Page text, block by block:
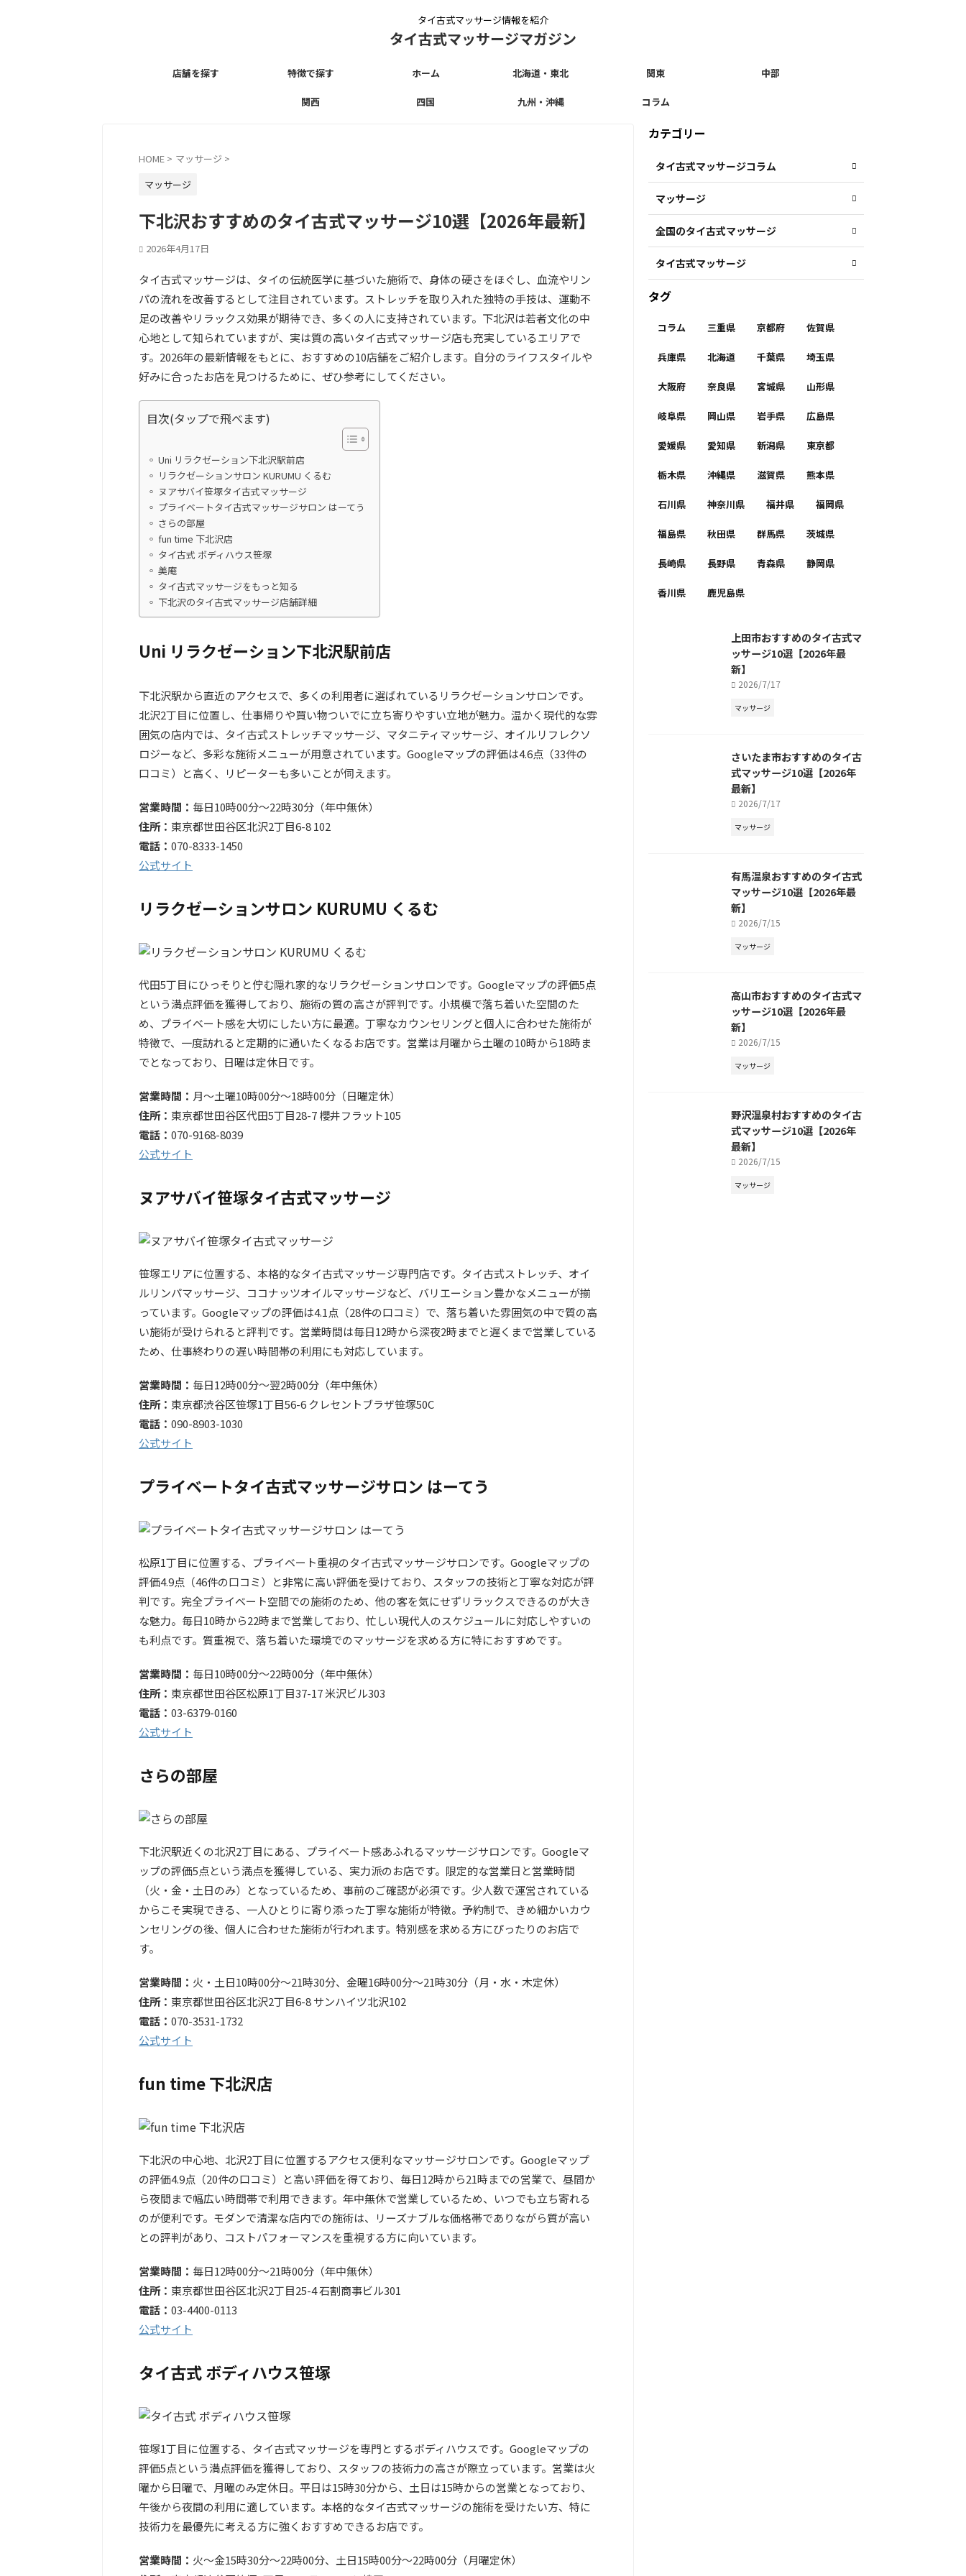
タイ古式マッサージ情報を紹介
タイ古式マッサージマガジン
店舗を探す 特徴で探す ホーム 北海道・東北 関東 中部
関西 四国 九州・沖縄 コラム
HOME > マッサージ >
マッサージ
下北沢おすすめのタイ古式マッサージ10選【2026年最新】
2026年4月17日
タイ古式マッサージは、タイの伝統医学に基づいた施術で、身体の硬さをほぐし、血流やリン
パの流れを改善するとして注目されています。ストレッチを取り入れた独特の手技は、運動不
足の改善やリラックス効果が期待でき、多くの人に支持されています。下北沢は若者文化の中
心地として知られていますが、実は質の高いタイ古式マッサージ店も充実しているエリアで
す。2026年の最新情報をもとに、おすすめの10店舗をご紹介します。自分のライフスタイルや
好みに合ったお店を見つけるために、ぜひ参考にしてください。
目次(タップで飛べます)
Uni リラクゼーション下北沢駅前店
リラクゼーションサロン KURUMU くるむ
ヌアサバイ笹塚タイ古式マッサージ
プライベートタイ古式マッサージサロン はーてう
さらの部屋
fun time 下北沢店
タイ古式 ボディハウス笹塚
美庵
タイ古式マッサージをもっと知る
下北沢のタイ古式マッサージ店舗詳細
Uni リラクゼーション下北沢駅前店
下北沢駅から直近のアクセスで、多くの利用者に選ばれているリラクゼーションサロンです。
北沢2丁目に位置し、仕事帰りや買い物ついでに立ち寄りやすい立地が魅力。温かく現代的な雰
囲気の店内では、タイ古式ストレッチマッサージ、マタニティマッサージ、オイルリフレクソ
ロジーなど、多彩な施術メニューが用意されています。Googleマップの評価は4.6点（33件の
口コミ）と高く、リピーターも多いことが伺えます。
営業時間： 毎日10時00分～22時30分（年中無休）
住所： 東京都世田谷区北沢2丁目6-8 102
電話： 070-8333-1450
公式サイト
リラクゼーションサロン KURUMU くるむ
代田5丁目にひっそりと佇む隠れ家的なリラクゼーションサロンです。Googleマップの評価5点
という満点評価を獲得しており、施術の質の高さが評判です。小規模で落ち着いた空間のた
め、プライベート感を大切にしたい方に最適。丁寧なカウンセリングと個人に合わせた施術が
特徴で、一度訪れると定期的に通いたくなるお店です。営業は月曜から土曜の10時から18時ま
でとなっており、日曜は定休日です。
営業時間： 月～土曜10時00分～18時00分（日曜定休）
住所： 東京都世田谷区代田5丁目28-7 櫻井フラット105
電話： 070-9168-8039
公式サイト
ヌアサバイ笹塚タイ古式マッサージ
笹塚エリアに位置する、本格的なタイ古式マッサージ専門店です。タイ古式ストレッチ、オイ
ルリンパマッサージ、ココナッツオイルマッサージなど、バリエーション豊かなメニューが揃
っています。Googleマップの評価は4.1点（28件の口コミ）で、落ち着いた雰囲気の中で質の高
い施術が受けられると評判です。営業時間は毎日12時から深夜2時までと遅くまで営業している
ため、仕事終わりの遅い時間帯の利用にも対応しています。
営業時間： 毎日12時00分～翌2時00分（年中無休）
住所： 東京都渋谷区笹塚1丁目56-6 クレセントブラザ笹塚50C
電話： 090-8903-1030
公式サイト
プライベートタイ古式マッサージサロン はーてう
松原1丁目に位置する、プライベート重視のタイ古式マッサージサロンです。Googleマップの
評価4.9点（46件の口コミ）と非常に高い評価を受けており、スタッフの技術と丁寧な対応が評
判です。完全プライベート空間での施術のため、他の客を気にせずリラックスできるのが大き
な魅力。毎日10時から22時まで営業しており、忙しい現代人のスケジュールに対応しやすいの
も利点です。質重視で、落ち着いた環境でのマッサージを求める方に特におすすめです。
営業時間： 毎日10時00分～22時00分（年中無休）
住所： 東京都世田谷区松原1丁目37-17 米沢ビル303
電話： 03-6379-0160
公式サイト
さらの部屋
下北沢駅近くの北沢2丁目にある、プライベート感あふれるマッサージサロンです。Googleマ
ップの評価5点という満点を獲得している、実力派のお店です。限定的な営業日と営業時間
（火・金・土日のみ）となっているため、事前のご確認が必須です。少人数で運営されている
からこそ実現できる、一人ひとりに寄り添った丁寧な施術が特徴。予約制で、きめ細かいカウ
ンセリングの後、個人に合わせた施術が行われます。特別感を求める方にぴったりのお店で
す。
営業時間： 火・土日10時00分～21時30分、金曜16時00分～21時30分（月・水・木定休）
住所： 東京都世田谷区北沢2丁目6-8 サンハイツ北沢102
電話： 070-3531-1732
公式サイト
fun time 下北沢店
下北沢の中心地、北沢2丁目に位置するアクセス便利なマッサージサロンです。Googleマップ
の評価4.9点（20件の口コミ）と高い評価を得ており、毎日12時から21時までの営業で、昼間か
ら夜間まで幅広い時間帯で利用できます。年中無休で営業しているため、いつでも立ち寄れる
のが便利です。モダンで清潔な店内での施術は、リーズナブルな価格帯でありながら質が高い
との評判があり、コストパフォーマンスを重視する方に向いています。
営業時間： 毎日12時00分～21時00分（年中無休）
住所： 東京都世田谷区北沢2丁目25-4 石割商事ビル301
電話： 03-4400-0113
公式サイト
タイ古式 ボディハウス笹塚
笹塚1丁目に位置する、タイ古式マッサージを専門とするボディハウスです。Googleマップの
評価5点という満点評価を獲得しており、スタッフの技術力の高さが際立っています。営業は火
曜から日曜で、月曜のみ定休日。平日は15時30分から、土日は15時からの営業となっており、
午後から夜間の利用に適しています。本格的なタイ古式マッサージの施術を受けたい方、特に
技術力を最優先に考える方に強くおすすめできるお店です。
営業時間： 火～金15時30分～22時00分、土日15時00分～22時00分（月曜定休）
カテゴリー
タイ古式マッサージコラム
マッサージ
全国のタイ古式マッサージ
タイ古式マッサージ
タグ
コラム 三重県 京都府 佐賀県
兵庫県 北海道 千葉県 埼玉県
大阪府 奈良県 宮城県 山形県
岐阜県 岡山県 岩手県 広島県
愛媛県 愛知県 新潟県 東京都
栃木県 沖縄県 滋賀県 熊本県
石川県 神奈川県 福井県 福岡県
福島県 秋田県 群馬県 茨城県
長崎県 長野県 青森県 静岡県
香川県 鹿児島県
上田市おすすめのタイ古式マ
ッサージ10選【2026年最
新】
2026/7/17
マッサージ
さいたま市おすすめのタイ古
式マッサージ10選【2026年
最新】
2026/7/17
マッサージ
有馬温泉おすすめのタイ古式
マッサージ10選【2026年最
新】
2026/7/15
マッサージ
高山市おすすめのタイ古式マ
ッサージ10選【2026年最
新】
2026/7/15
マッサージ
野沢温泉村おすすめのタイ古
式マッサージ10選【2026年
最新】
2026/7/15
マッサージ